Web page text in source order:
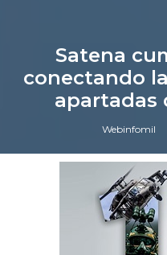
Satena
conectando
apartadas
Webinfomil